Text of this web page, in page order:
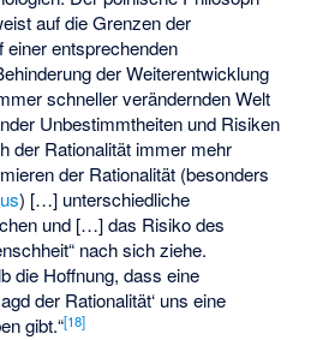
auf die Grenzen der
einer entsprechenden
der Weiterentwicklung
schneller verändernden Welt
Unbestimmtheiten und Risiken
der Rationalität immer mehr
der Rationalität (besonders
) […] unterschiedliche
und […] das Risiko des
nach sich ziehe.
die Hoffnung, dass eine
der Rationalität‘ uns eine
gibt.“[18]